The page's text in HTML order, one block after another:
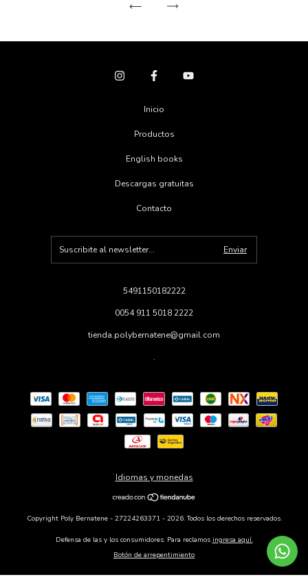
Inicio
Productos
English books
Descargas gratuitas
Contacto
5491150182222
0054 911 5018 2222
tienda.polybernatene@gmail.com
.
Idiomas y monedas
Copyright Poly Bernatene - 27224263371 - 2026. Todos los derechos reservados.
Defensa de las y los consumidores. Para reclamos ingresa aquí.
Botón de arrepentimiento